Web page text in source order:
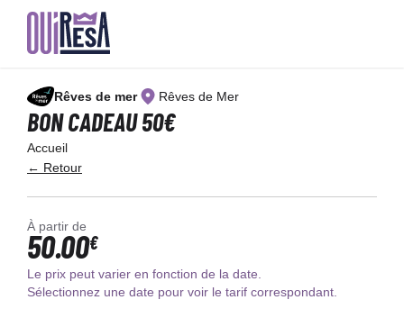
contenu
principal
Rêves de mer Rêves de Mer
BON CADEAU 50€
Accueil
← Retour
À partir de
50.00€
Le prix peut varier en fonction de la date.
Sélectionnez une date pour voir le tarif correspondant.